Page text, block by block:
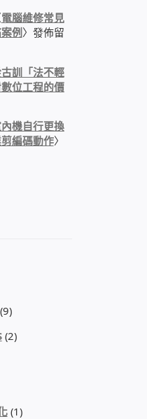
電腦維修常見
例〉發佈留
訓「法不輕
位工程的價
機自行更換
編碼動作〉
(2)
(1)